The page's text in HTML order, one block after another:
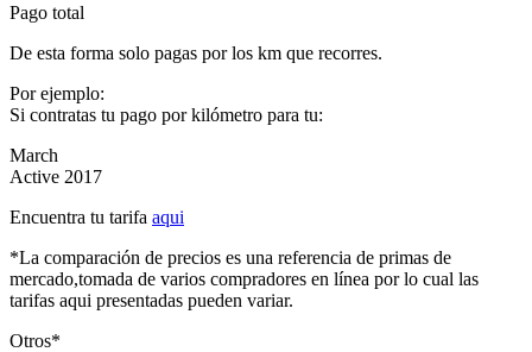
Pago total
De esta forma solo pagas por los km que recorres.
Por ejemplo:
Si contratas tu pago por kilómetro para tu:
March
Active 2017
Encuentra tu tarifa aqui
*La comparación de precios es una referencia de primas de
mercado,tomada de varios compradores en línea por lo cual las
tarifas aqui presentadas pueden variar.
Otros*